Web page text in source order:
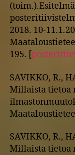
2018. 10-
195. [
SAVIKKO, R.,
Millaista tietoa
SAVIKKO, R.,
Millaista tietoa